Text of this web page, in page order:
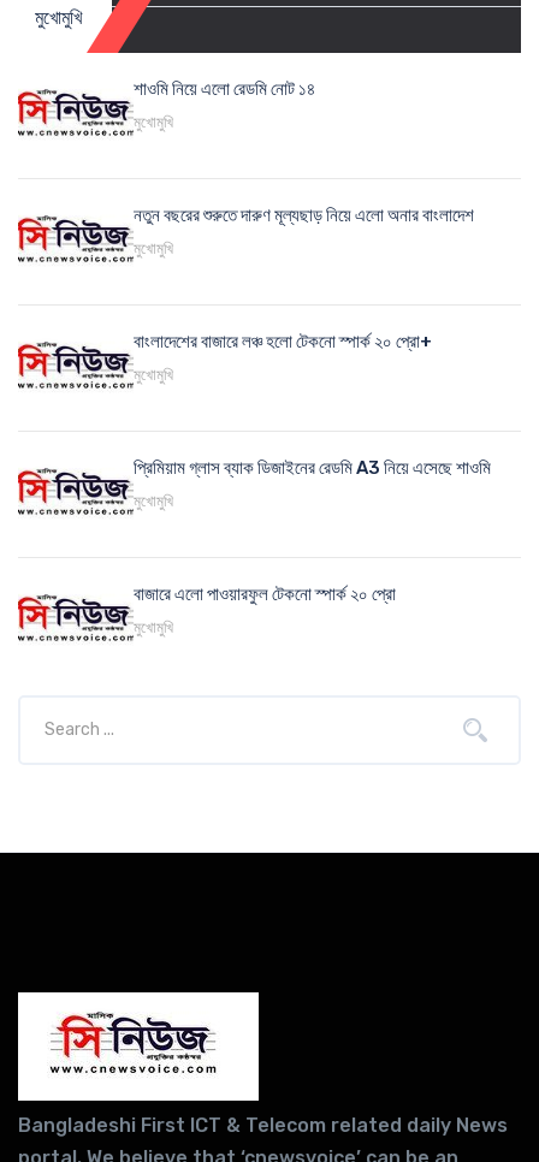
মুখোমুখি
শাওমি নিয়ে এলো রেডমি নোট ১৪
মুখোমুখি
নতুন বছরের শুরুতে দারুণ মূল্যছাড় নিয়ে এলো অনার বাংলাদেশ
মুখোমুখি
বাংলাদেশের বাজারে লঞ্চ হলো টেকনো স্পার্ক ২০ প্রো+
মুখোমুখি
প্রিমিয়াম গ্লাস ব্যাক ডিজাইনের রেডমি A3 নিয়ে এসেছে শাওমি
মুখোমুখি
বাজারে এলো পাওয়ারফুল টেকনো স্পার্ক ২০ প্রো
মুখোমুখি
Bangladeshi First ICT & Telecom related daily News
portal. We believe that ‘cnewsvoice’ can be an